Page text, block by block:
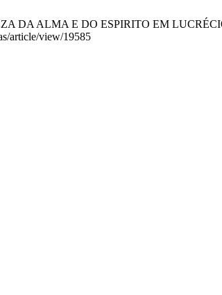
DA ALMA E DO ESPIRITO EM
article/view/19585